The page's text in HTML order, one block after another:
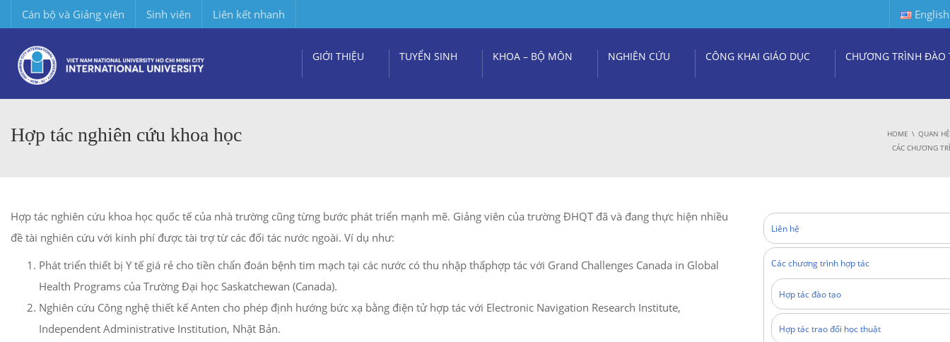
Cán bộ và Giảng viên Sinh viên Liên kết nhanh English
GIỚI THIỆU TUYỂN SINH KHOA – BỘ MÔN NGHIÊN CỨU CÔNG KHAI GIÁO DỤC CHƯƠNG TRÌNH ĐÀO
Hợp tác nghiên cứu khoa học HOME
QUAN
CÁC CHƯƠNG
Hợp tác nghiên cứu khoa học quốc tế của nhà trường cũng từng bước phát triển mạnh mẽ. Giảng viên của trường ĐHQT đã và đang thực hiện nhiều
đề tài nghiên cứu với kinh phí được tài trợ từ các đối tác nước ngoài. Ví dụ như:
Phát triển thiết bị Y tế giá rẻ cho tiền chẩn đoán bệnh tim mạch tại các nước có thu nhập thấphợp tác với Grand Challenges Canada in Global
Health Programs của Trường Đại học Saskatchewan (Canada).
Nghiên cứu Công nghệ thiết kế Anten cho phép định hướng bức xạ bằng điện tử hợp tác với Electronic Navigation Research Institute,
Independent Administrative Institution, Nhật Bản.
Liên hệ
Các chương trình hợp tác
Hợp tác đào tạo
Hợp tác trao đổi học thuật